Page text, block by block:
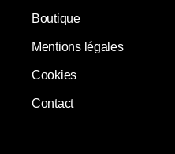
Boutique
Mentions légales
Cookies
Contact